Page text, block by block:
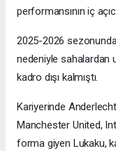
performansının iç
2025-2026
nedeniyle sahalardan
kadro dışı kalmıştı.
Kariyerinde
Manchester United,
forma giyen Lukaku,